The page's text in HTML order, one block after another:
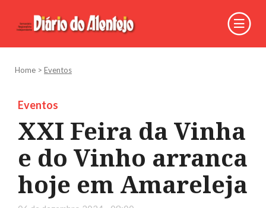
Home > Eventos
Eventos
XXI Feira da Vinha
e do Vinho arranca
hoje em Amareleja